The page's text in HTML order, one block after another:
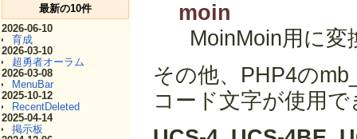
最新の10件
2026-06-10
育成
2026-03-10
超勇者オーラム
2026-03-08
MenuBar
2025-10-12
RecentDeleted
2025-04-14
掲示板
moin
MoinMoin用に変
その他、PHP4の
コード文字が使用